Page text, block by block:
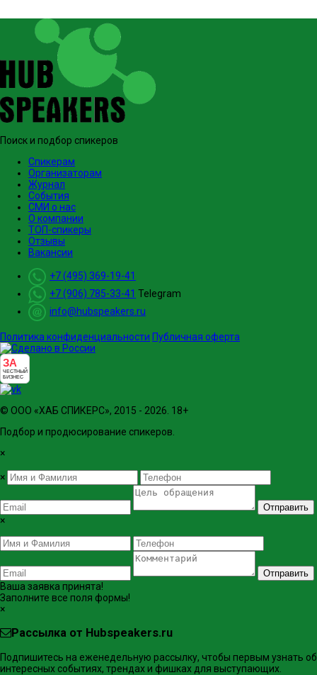
Поиск и подбор спикеров
Спикерам
Организаторам
Журнал
События
СМИ о нас
О компании
ТОП-спикеры
Отзывы
Вакансии
+7 (495) 369-19-41
+7 (906) 785-33-41 Telegram
info@hubspeakers.ru
Политика конфиденциальности Публичная оферта
ЗА
ЧЕСТНЫЙ
БИЗНЕС
© ООО «ХАБ СПИКЕРС», 2015 - 2026. 18+
Подбор и продюсирование спикеров.
×
×
Отправить
×
Отправить
Ваша заявка принята!
Заполните все поля формы!
×
Рассылка от Hubspeakers.ru
Подпишитесь на еженедельную рассылку, чтобы первым узнать об
интересных событиях, трендах и фишках ​для выступающих.